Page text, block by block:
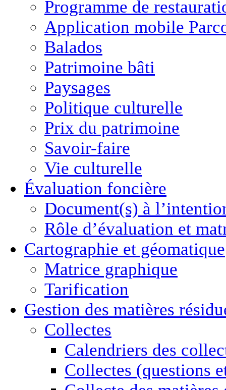
Programme de
Application mobile
Balados
Patrimoine bâti
Paysages
Politique culturelle
Prix du patrimoine
Savoir-faire
Vie culturelle
Évaluation foncière
Document(s) à
Rôle d’évaluation et
Cartographie et géomatique
Matrice graphique
Tarification
Gestion des matières
Collectes
Calendriers des
Collectes (questions